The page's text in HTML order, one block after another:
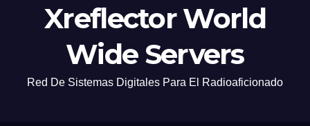
Xreflector World
Wide Servers
Red De Sistemas Digitales Para El Radioaficionado